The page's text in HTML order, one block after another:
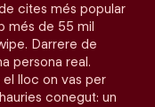
cites més popular
més de 55 mil
Darrere de
persona real.
lloc on vas per
conegut: un